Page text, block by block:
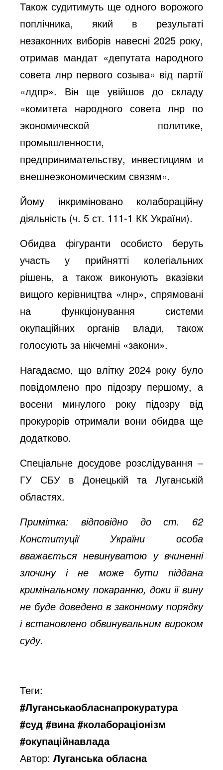
Також судитимуть ще одного ворожого
поплічника, який в результаті
незаконних виборів навесні 2025 року,
отримав мандат «депутата народного
совета лнр первого созыва» від партії
«лдпр». Він ще увійшов до складу
«комитета народного совета лнр по
экономической политике,
промышленности,
предпринимательству, инвестициям и
внешнеэкономическим связям».
Йому інкриміновано колабораційну
діяльність (ч. 5 ст. 111-1 КК України).
Обидва фігуранти особисто беруть
участь у прийнятті колегіальних
рішень, а також виконують вказівки
вищого керівництва «лнр», спрямовані
на функціонування системи
окупаційних органів влади, також
голосують за нікчемні «закони».
Нагадаємо, що влітку 2024 року було
повідомлено про підозру першому, а
восени минулого року підозрувід
прокурорів отримали вони обидва ще
додатково.
Спеціальне досудове розслідування ‒
ГУ СБУ в Донецькій та Луганській
областях.
Примітка: відповідно до ст. 62
Конституції України особа
вважається невинуватою у вчиненні
злочину і не може бути піддана
кримінальному покаранню, доки її вину
не буде доведено в законному порядку
і встановлено обвинувальним вироком
суду.
Теги:
#Луганськаобласнапрокуратура
#суд #вина #колабораціонізм
#окупаційнавлада
Автор:Луганська обласна